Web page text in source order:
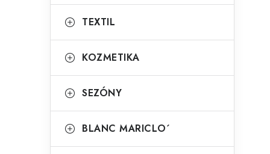
TEXTIL
KOZMETIKA
SEZÓNY
BLANC MARICLO´